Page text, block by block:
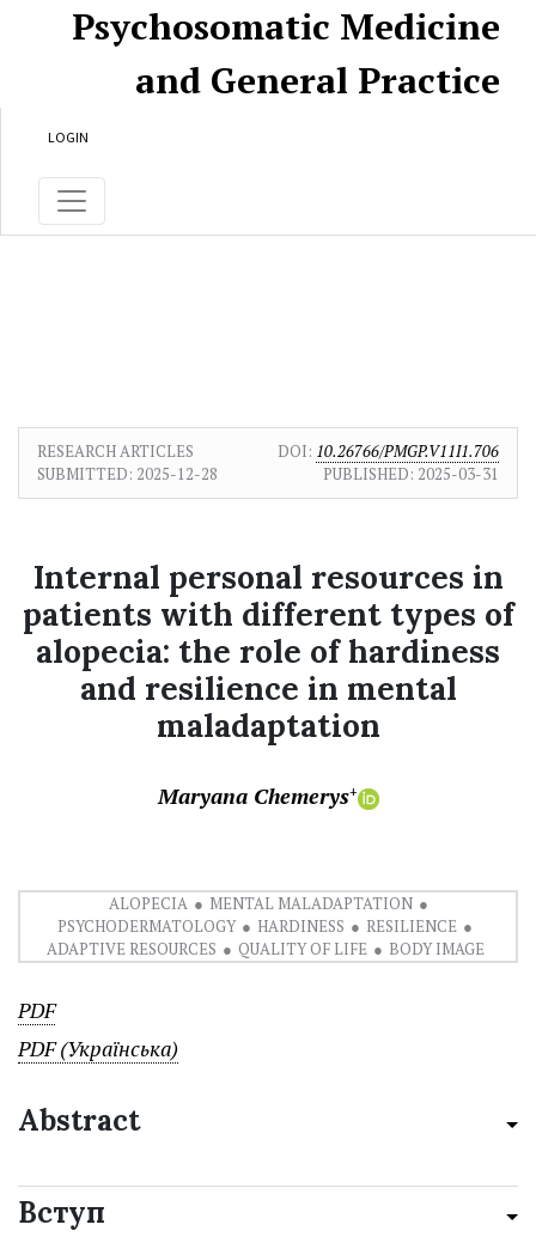
Skip to main content
Skip to main navigation menu
Skip to site footer
Psychosomatic Medicine
and General Practice
LOGIN
RESEARCH ARTICLES DOI: 10.26766/PMGP.V11I1.706
SUBMITTED: 2025-12-28 PUBLISHED: 2025-03-31
Internal personal resources in
patients with different types of
alopecia: the role of hardiness
and resilience in mental
maladaptation
Maryana Chemerys+
ALOPECIA
MENTAL MALADAPTATION
PSYCHODERMATOLOGY
HARDINESS
RESILIENCE
ADAPTIVE RESOURCES
QUALITY OF LIFE BODY IMAGE
PDF
PDF (Українська)
Abstract
Вступ